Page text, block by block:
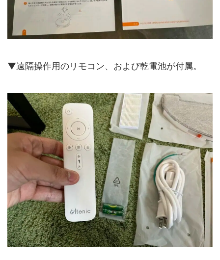
▼遠隔操作用のリモコン、および乾電池が付属。